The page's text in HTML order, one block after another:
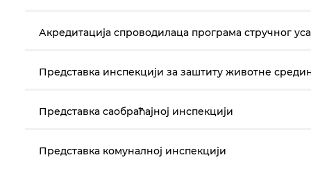
Акредитација спроводилаца програма стручног
Представка инспекцији за заштиту животне
Представка саобраћајној инспекцији
Представка комуналној инспекцији